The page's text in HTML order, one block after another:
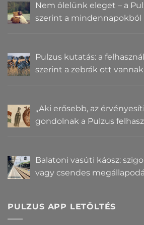
Nem ölelünk eleget – a
szerint a mindennapokból
Pulzus kutatás: a
szerint a zebrák ott
„Aki erősebb, az
gondolnak a Pulzus
Balatoni vasúti káosz:
vagy csendes
PULZUS APP LETÖLTÉS